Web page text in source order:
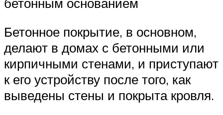
Бетонное покрытие, в основном,
делают в домах с бетонными или
кирпичными стенами, и приступают
к его устройству после того, как
выведены стены и покрыта кровля.